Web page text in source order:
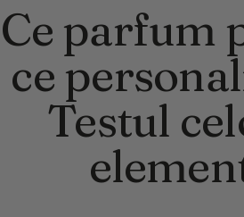
Ce parfum
ce
Testul